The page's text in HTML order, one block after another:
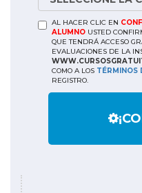
AL HACER CLIC EN
ALUMNO USTED
QUE TENDRÁ ACCESO
EVALUACIONES DE LA
COMO A LOS TÉRMINOS
REGISTRO.